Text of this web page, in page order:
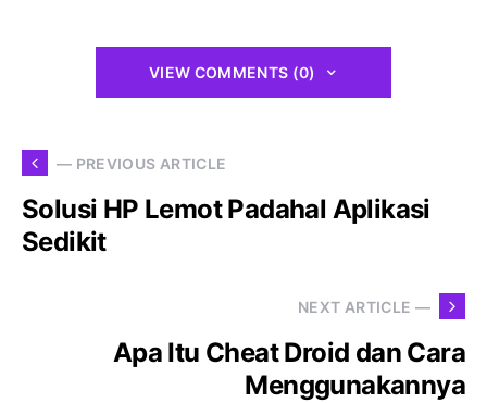
VIEW COMMENTS (0)
— PREVIOUS ARTICLE
Solusi HP Lemot Padahal Aplikasi
Sedikit
NEXT ARTICLE —
Apa Itu Cheat Droid dan Cara
Menggunakannya